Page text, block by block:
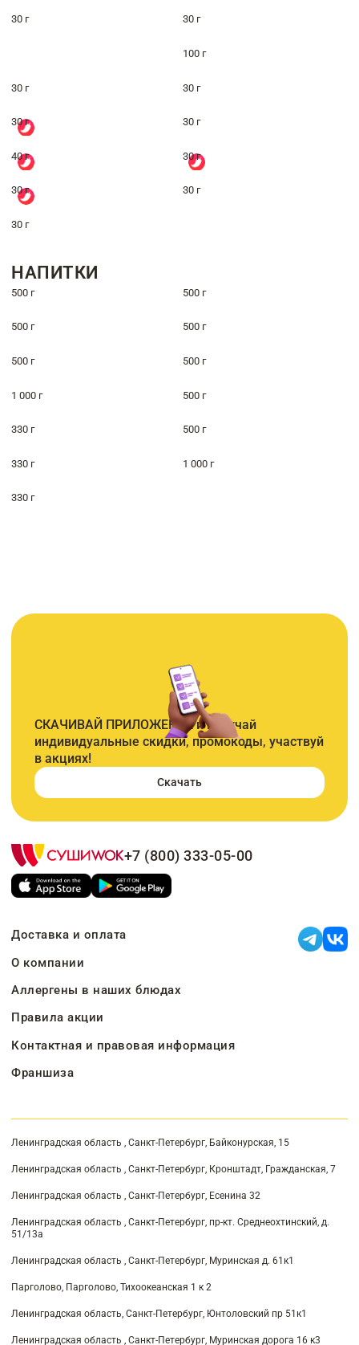
30 г 30 г
100 г
30 г 30 г
30 г 30 г
40 г 30 г
30 г 30 г
30 г
НАПИТКИ
500 г 500 г
500 г 500 г
500 г 500 г
1 000 г 500 г
330 г 500 г
330 г 1 000 г
330 г
СКАЧИВАЙ ПРИЛОЖЕНИЕ и получай
индивидуальные скидки, промокоды, участвуй
в акциях!
Скачать
+7 (800) 333-05-00
Доставка и оплата
О компании
Аллергены в наших блюдах
Правила акции
Контактная и правовая информация
Франшиза
Ленинградская область , Санкт-Петербург, Байконурская, 15
Ленинградская область , Санкт-Петербург, Кронштадт, Гражданская, 7
Ленинградская область , Санкт-Петербург, Есенина 32
Ленинградская область , Санкт-Петербург, пр-кт. Среднеохтинский, д.
51/13а
Ленинградская область , Санкт-Петербург, Муринская д. 61к1
Парголово, Парголово, Тихоокеанская 1 к 2
Ленинградская область, Санкт-Петербург, Юнтоловский пр 51к1
Ленинградская область , Санкт-Петербург, Муринская дорога 16 к3